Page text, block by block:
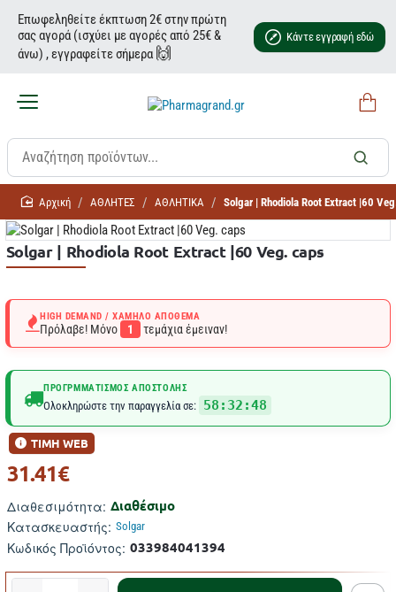
Επωφεληθείτε έκπτωση 2€ στην πρώτη
σας αγορά (ισχύει με αγορές από 25€ &
άνω) , εγγραφείτε σήμερα 🙌
Κάντε εγγραφή εδώ
homeΑΘΛΗΤΕΣ ΑΘΛΗΤΙΚΑ Solgar | Rhodiola Root Extract |60
Solgar | Rhodiola Root Extract |60 Veg. caps
HIGH DEMAND / ΧΑΜΗΛΌ ΑΠΌΘΕΜΑ
Πρόλαβε! Μόνο 1 τεμάχια έμειναν!
ΠΡΟΓΡΜΜΑΤΙΣΜΌΣ ΑΠΟΣΤΟΛΉΣ
Ολοκληρώστε την παραγγελία σε: 58:32:47
Διαθεσιμότητα: Διαθέσιμο
Κατασκευαστής: Solgar
Κωδικός Προϊόντος: 033984041394
ΤΙΜΗ WEB
31.41€